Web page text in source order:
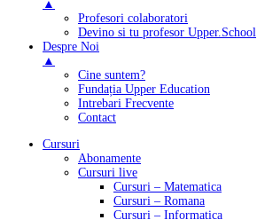
▲
Profesori colaboratori
Devino si tu profesor Upper.School
Despre Noi
▲
Cine suntem?
Fundația Upper Education
Intrebari Frecvente
Contact
Cursuri
Abonamente
Cursuri live
Cursuri – Matematica
Cursuri – Romana
Cursuri – Informatica